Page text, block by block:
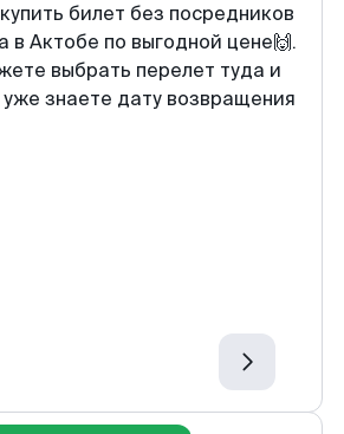
билет без посредников
в Актобе по выгодной цене🙌.
выбрать перелет туда и
знаете дату возвращения